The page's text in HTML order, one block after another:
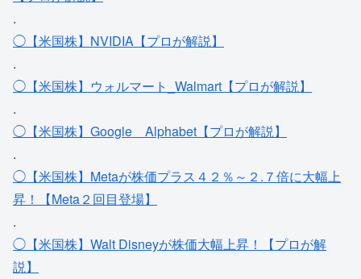
.
◯【米国株】NVIDIA【プロが解説】
.
◯【米国株】ウォルマート_Walmart【プロが解説】
.
◯【米国株】Google＿Alphabet【プロが解説】
.
◯【米国株】Metaが株価プラス４２％～２.７倍に大幅上
昇！【Meta２回目登場】
.
◯【米国株】Walt Disneyが株価大幅上昇！【プロが解
説】